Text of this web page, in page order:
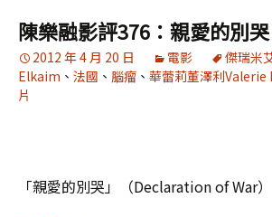
陳樂融影評376：親愛的別哭
2012 年 4 月 20 日 電影
傑瑞米
Elkaim 、 法國 、 腦瘤 、 華蕾莉董澤利
片
「親愛的別哭」（Declaration of